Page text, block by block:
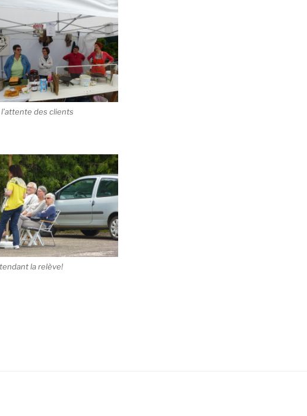
l’attente des clients
la relève!